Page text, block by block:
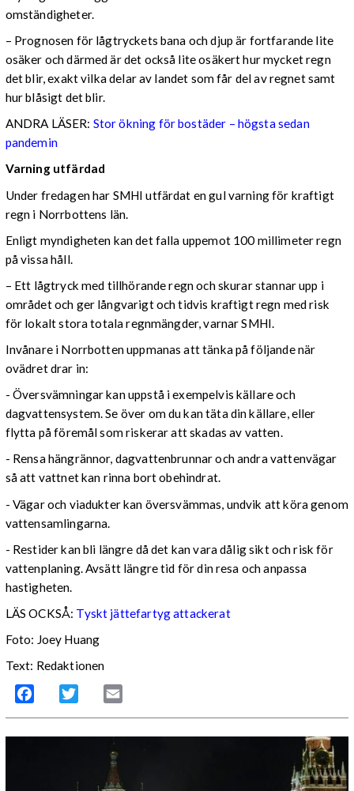
omständigheter.
– Prognosen för lågtryckets bana och djup är fortfarande lite
osäker och därmed är det också lite osäkert hur mycket regn
det blir, exakt vilka delar av landet som får del av regnet samt
hur blåsigt det blir.
ANDRA LÄSER: Stor ökning för bostäder – högsta sedan
pandemin
Varning utfärdad
Under fredagen har SMHI utfärdat en gul varning för kraftigt
regn i Norrbottens län.
Enligt myndigheten kan det falla uppemot 100 millimeter regn
på vissa håll.
– Ett lågtryck med tillhörande regn och skurar stannar upp i
området och ger långvarigt och tidvis kraftigt regn med risk
för lokalt stora totala regnmängder, varnar SMHI.
Invånare i Norrbotten uppmanas att tänka på följande när
ovädret drar in:
- Översvämningar kan uppstå i exempelvis källare och
dagvattensystem. Se över om du kan täta din källare, eller
flytta på föremål som riskerar att skadas av vatten.
- Rensa hängrännor, dagvattenbrunnar och andra vattenvägar
så att vattnet kan rinna bort obehindrat.
- Vägar och viadukter kan översvämmas, undvik att köra genom
vattensamlingarna.
- Restider kan bli längre då det kan vara dålig sikt och risk för
vattenplaning. Avsätt längre tid för din resa och anpassa
hastigheten.
LÄS OCKSÅ: Tyskt jättefartyg attackerat
Foto: Joey Huang
Text: Redaktionen
Facebook Twitter